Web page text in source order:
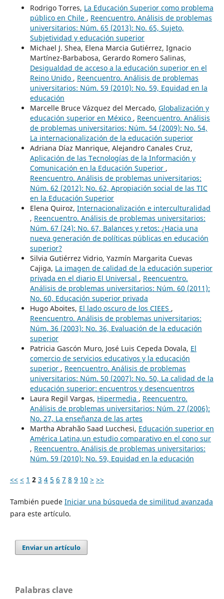
Rodrigo Torres, La Educación Superior como problema
público en Chile , Reencuentro. Análisis de problemas
universitarios: Núm. 65 (2013): No. 65, Sujeto,
Subjetividad y educación superior
Michael J. Shea, Elena Marcia Gutiérrez, Ignacio
Martínez-Barbabosa, Gerardo Romero Salinas,
Desigualdad de acceso a la educación superior en el
Reino Unido , Reencuentro. Análisis de problemas
universitarios: Núm. 59 (2010): No. 59, Equidad en la
educación
Marcelle Bruce Vázquez del Mercado, Globalización y
educación superior en México , Reencuentro. Análisis
de problemas universitarios: Núm. 54 (2009): No. 54,
La internacionalización de la educación superior
Adriana Díaz Manrique, Alejandro Canales Cruz,
Aplicación de las Tecnologías de la Información y
Comunicación en la Educación Superior ,
Reencuentro. Análisis de problemas universitarios:
Núm. 62 (2012): No. 62, Apropiación social de las TIC
en la Educación Superior
Elena Quiroz, Internacionalización e interculturalidad
, Reencuentro. Análisis de problemas universitarios:
Núm. 67 (24): No. 67, Balances y retos: ¿Hacia una
nueva generación de políticas públicas en educación
superior?
Silvia Gutiérrez Vidrio, Yazmín Margarita Cuevas
Cajiga, La imagen de calidad de la educación superior
privada en el diario El Universal , Reencuentro.
Análisis de problemas universitarios: Núm. 60 (2011):
No. 60, Educación superior privada
Hugo Aboites, El lado oscuro de los CIEES ,
Reencuentro. Análisis de problemas universitarios:
Núm. 36 (2003): No. 36, Evaluación de la educación
superior
Patricia Gascón Muro, José Luis Cepeda Dovala, El
comercio de servicios educativos y la educación
superior , Reencuentro. Análisis de problemas
universitarios: Núm. 50 (2007): No. 50, La calidad de la
educación superior: encuentros y desencuentros
Laura Regil Vargas, Hipermedia , Reencuentro.
Análisis de problemas universitarios: Núm. 27 (2006):
No. 27, La enseñanza de las artes
Martha Abrahão Saad Lucchesi, Educación superior en
América Latina,un estudio comparativo en el cono sur
, Reencuentro. Análisis de problemas universitarios:
Núm. 59 (2010): No. 59, Equidad en la educación
<< < 1 2 3 4 5 6 7 8 9 10 > >>
También puede Iniciar una búsqueda de similitud avanzada
para este artículo.
Enviar un artículo
Palabras clave